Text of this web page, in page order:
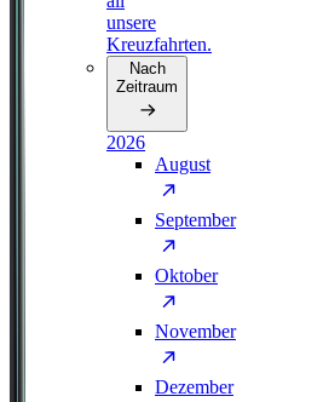
unsere
Kreuzfahrten.
Nach
Zeitraum
2026
August
September
Oktober
November
Dezember